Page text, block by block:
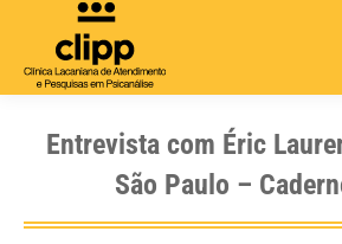
Entrevista com Éric
São Paulo –